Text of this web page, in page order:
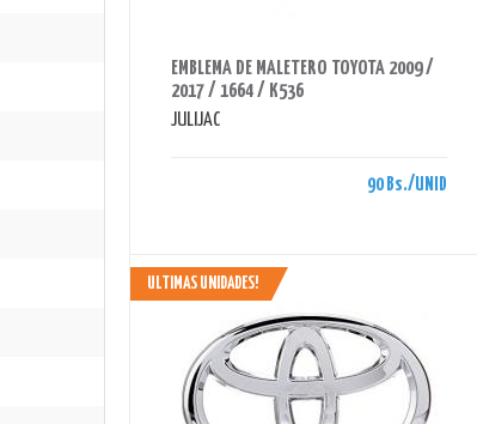
EMBLEMA DE MALETERO TOYOTA 2009 /
2017 / 1664 / K536
JULIJAC
90 Bs./UNID
ULTIMAS UNIDADES!